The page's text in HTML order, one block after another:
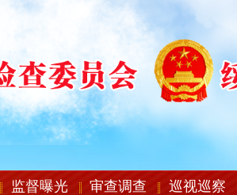
监督曝光 审查调查 巡视巡察